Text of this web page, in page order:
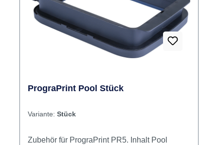
PrograPrint Pool Stück
Variante: Stück
Zubehör für PrograPrint PR5. Inhalt Pool